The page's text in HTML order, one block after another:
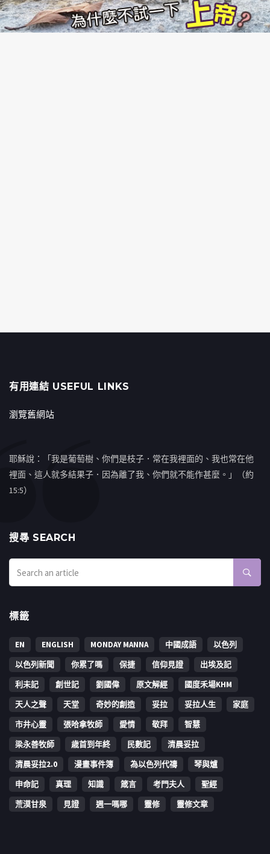
有用連結 USEFUL LINKS
瀏覽舊網站
耶穌說：「我是葡萄樹、你們是枝子．常在我裡面的、我也常在他
裡面、這人就多結果子．因為離了我、你們就不能作甚麼。」（約
15:5）
搜㝷 SEARCH
標籤
EN ENGLISH MONDAY MANNA 中國成語
以色列
以色列新聞
你累了嗎 保捷 信仰見證
出埃及記
利未記
創世記 劉國偉 原文解經
國度禾場KHM
天人之聲
天堂 奇妙的創造 妥拉 妥拉人生
家庭
市井心靈
張哈拿牧師 愛情 敬拜
智慧
梁永善牧師
歳首到年終 民數記
清晨妥拉
清晨妥拉2.0
漫畫事件簿 為以色列代禱
琴與爐
申命記
真理 知識 箴言 考門夫人
聖經
荒漠甘泉
見證 週一嗎哪 靈修 靈修文章